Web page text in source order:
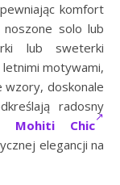
komfort
solo lub
lub sweterki
motywami,
wzory, doskonale
radosny
Mohiti Chic
elegancji na